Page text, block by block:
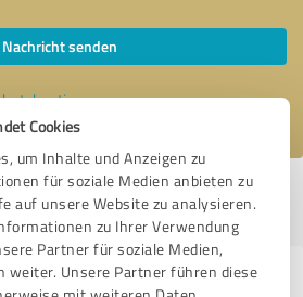
Cookies
um Inhalte und Anzeigen zu
für soziale Medien anbieten zu
auf unsere Website zu analysieren.
zu Ihrer Verwendung
Partner für soziale Medien,
weiter. Unsere Partner führen diese
Nachricht senden
zu.
| Letzte Aktualisierung: 06.05.2024
melden
zu weiteren